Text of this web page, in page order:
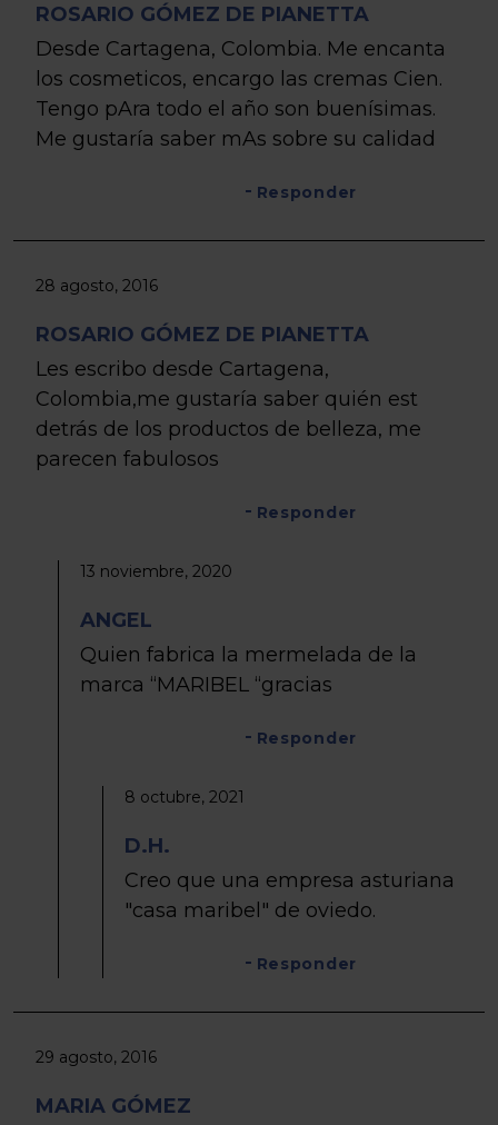
ROSARIO GÓMEZ DE PIANETTA
Desde Cartagena, Colombia. Me encanta
los cosmeticos, encargo las cremas Cien.
Tengo pAra todo el año son buenísimas.
Me gustaría saber mAs sobre su calidad
Responder
28 agosto, 2016
ROSARIO GÓMEZ DE PIANETTA
Les escribo desde Cartagena,
Colombia,me gustaría saber quién est
detrás de los productos de belleza, me
parecen fabulosos
Responder
13 noviembre, 2020
ANGEL
Quien fabrica la mermelada de la
marca “MARIBEL “gracias
Responder
8 octubre, 2021
D.H.
Creo que una empresa asturiana
"casa maribel" de oviedo.
Responder
29 agosto, 2016
MARIA GÓMEZ